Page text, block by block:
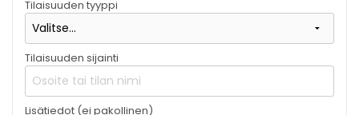
Tilaisuuden tyyppi
Tilaisuuden sijainti
Lisätiedot (ei pakollinen)